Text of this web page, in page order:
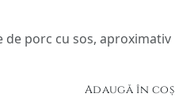
de porc cu sos, aproximativ
Adaugă în coș